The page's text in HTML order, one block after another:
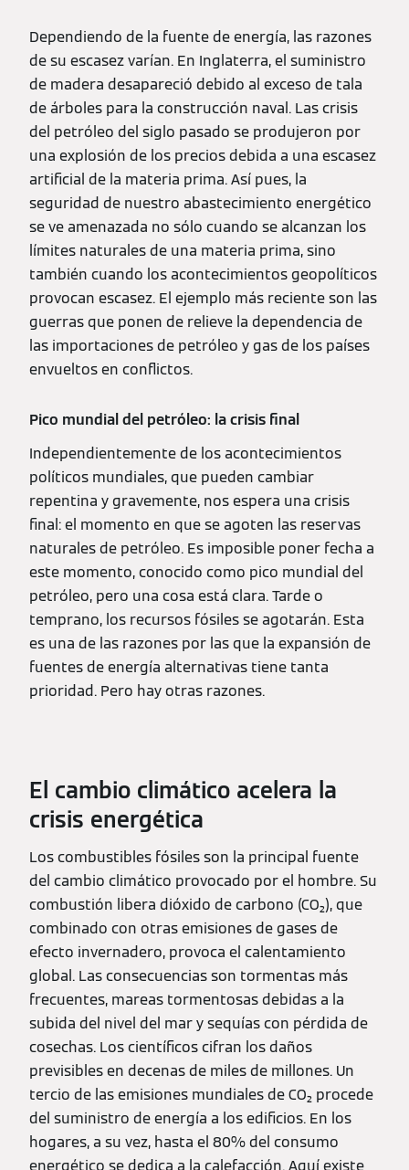
Dependiendo de la fuente de energía, las razones
de su escasez varían. En Inglaterra, el suministro
de madera desapareció debido al exceso de tala
de árboles para la construcción naval. Las crisis
del petróleo del siglo pasado se produjeron por
una explosión de los precios debida a una escasez
artificial de la materia prima. Así pues, la
seguridad de nuestro abastecimiento energético
se ve amenazada no sólo cuando se alcanzan los
límites naturales de una materia prima, sino
también cuando los acontecimientos geopolíticos
provocan escasez. El ejemplo más reciente son las
guerras que ponen de relieve la dependencia de
las importaciones de petróleo y gas de los países
envueltos en conflictos.
Pico mundial del petróleo: la crisis final
Independientemente de los acontecimientos
políticos mundiales, que pueden cambiar
repentina y gravemente, nos espera una crisis
final: el momento en que se agoten las reservas
naturales de petróleo. Es imposible poner fecha a
este momento, conocido como pico mundial del
petróleo, pero una cosa está clara. Tarde o
temprano, los recursos fósiles se agotarán. Esta
es una de las razones por las que la expansión de
fuentes de energía alternativas tiene tanta
prioridad. Pero hay otras razones.
El cambio climático acelera la
crisis energética
Los combustibles fósiles son la principal fuente
del cambio climático provocado por el hombre. Su
combustión libera dióxido de carbono (CO₂), que
combinado con otras emisiones de gases de
efecto invernadero, provoca el calentamiento
global. Las consecuencias son tormentas más
frecuentes, mareas tormentosas debidas a la
subida del nivel del mar y sequías con pérdida de
cosechas. Los científicos cifran los daños
previsibles en decenas de miles de millones. Un
tercio de las emisiones mundiales de CO₂ procede
del suministro de energía a los edificios. En los
hogares, a su vez, hasta el 80% del consumo
energético se dedica a la calefacción. Aquí existe